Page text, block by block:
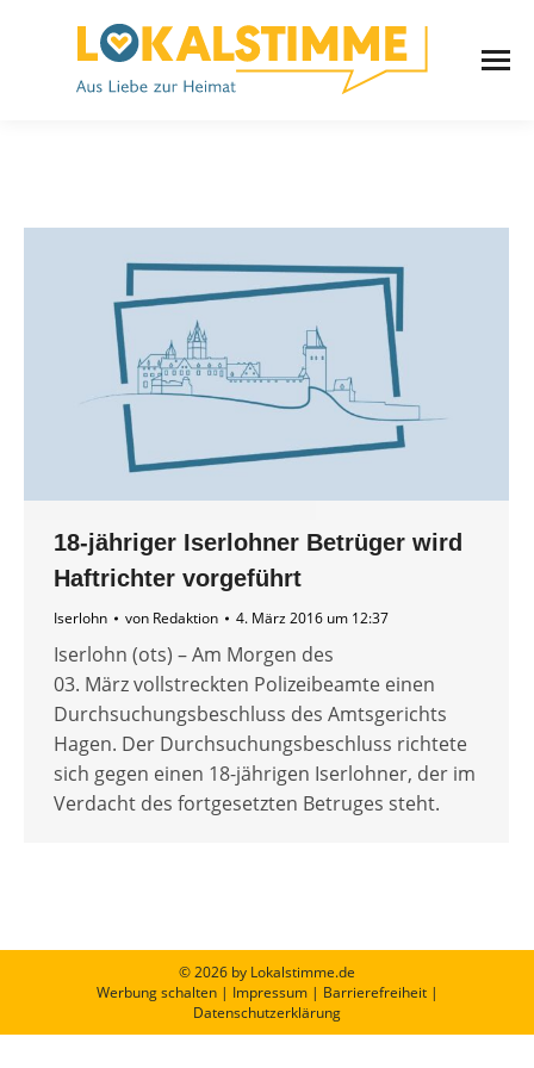
18-jähriger Iserlohner Betrüger wird
Haftrichter vorgeführt
Iserlohn von Redaktion 4. März 2016 um 12:37
Iserlohn (ots) – Am Morgen des
03. März vollstreckten Polizeibeamte einen
Durchsuchungsbeschluss des Amtsgerichts
Hagen. Der Durchsuchungsbeschluss richtete
sich gegen einen 18-jährigen Iserlohner, der im
Verdacht des fortgesetzten Betruges steht.
© 2026 by Lokalstimme.de
Werbung schalten| Impressum| Barrierefreiheit|
Datenschutzerklärung